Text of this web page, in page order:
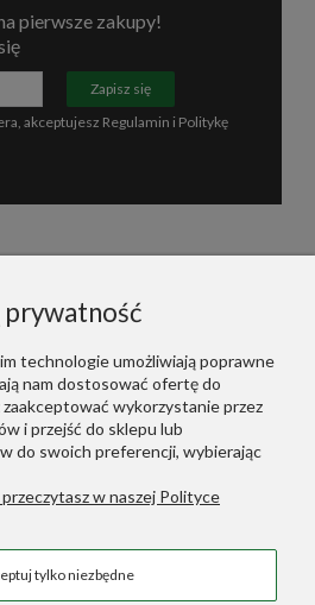
pierwsze zakupy!
Zapisz się
akceptujesz Regulamin i Politykę
Rośliny::Sztuczne Palmy
prywatność
technologie umożliwiają poprawne
nam dostosować ofertę do
wykorzystanie przez
i przejść do sklepu lub
do swoich preferencji, wybierając
w naszej Polityce
tylko niezbędne